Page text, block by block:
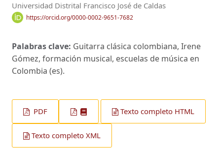
Universidad Distrital Francisco José de Caldas
https://orcid.org/0000-0002-9651-7682
Palabras clave: Guitarra clásica colombiana, Irene
Gómez, formación musical, escuelas de música en
Colombia (es).
PDF Texto completo HTML
Texto completo XML